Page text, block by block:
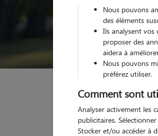
Garde animaux France
Nous pouvons
des éléments
Ils analysent
proposer des
aidera à
Nous pouvons
préférez utiliser.
Comment sont
Analyser activement les
publicitaires.
Stocker et/ou accéder à